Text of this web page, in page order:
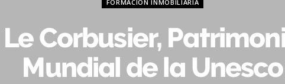
FORMACIÓN INMOBILIARIA
Le Corbusier,
Mundial de la Unesco